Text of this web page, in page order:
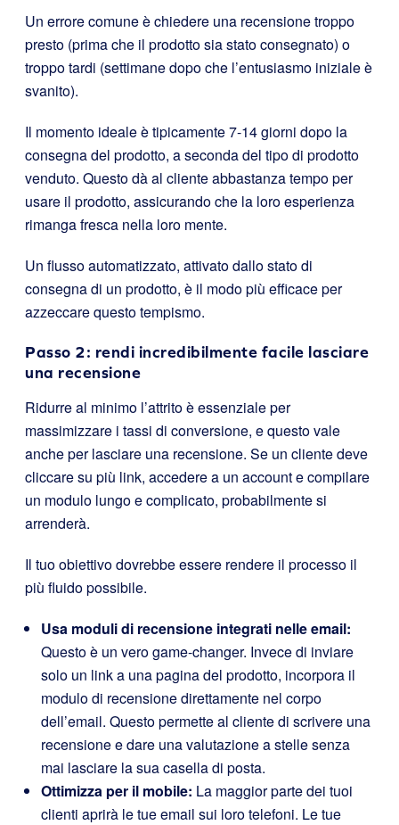
Un errore comune è chiedere una recensione troppo
presto (prima che il prodotto sia stato consegnato) o
troppo tardi (settimane dopo che l’entusiasmo iniziale è
svanito).
Il momento ideale è tipicamente 7-14 giorni dopo la
consegna del prodotto, a seconda del tipo di prodotto
venduto. Questo dà al cliente abbastanza tempo per
usare il prodotto, assicurando che la loro esperienza
rimanga fresca nella loro mente.
Un flusso automatizzato, attivato dallo stato di
consegna di un prodotto, è il modo più efficace per
azzeccare questo tempismo.
Passo 2: rendi incredibilmente facile lasciare
una recensione
Ridurre al minimo l’attrito è essenziale per
massimizzare i tassi di conversione, e questo vale
anche per lasciare una recensione. Se un cliente deve
cliccare su più link, accedere a un account e compilare
un modulo lungo e complicato, probabilmente si
arrenderà.
Il tuo obiettivo dovrebbe essere rendere il processo il
più fluido possibile.
Usa moduli di recensione integrati nelle email:
Questo è un vero game-changer. Invece di inviare
solo un link a una pagina del prodotto, incorpora il
modulo di recensione direttamente nel corpo
dell’email. Questo permette al cliente di scrivere una
recensione e dare una valutazione a stelle senza
mai lasciare la sua casella di posta.
Ottimizza per il mobile: La maggior parte dei tuoi
clienti aprirà le tue email sui loro telefoni. Le tue